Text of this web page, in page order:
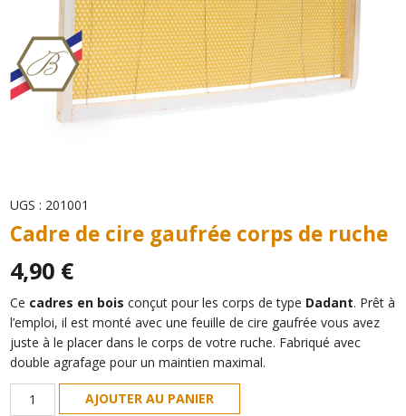
UGS : 201001
Cadre de cire gaufrée corps de ruche
4,90 €
Ce cadres en bois conçut pour les corps de type Dadant. Prêt à
l’emploi, il est monté avec une feuille de cire gaufrée vous avez
juste à le placer dans le corps de votre ruche. Fabriqué avec
double agrafage pour un maintien maximal.
quantité
de
AJOUTER AU PANIER